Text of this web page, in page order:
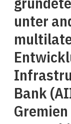
unter
Bank